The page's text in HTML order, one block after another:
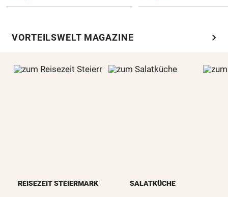
VORTEILSWELT MAGAZINE chevron_right
REISEZEIT STEIERMARK SALATKÜCHE